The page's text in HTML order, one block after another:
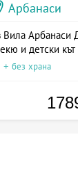
Арбанаси
Вила Арбанаси
и детски кът
+ без храна